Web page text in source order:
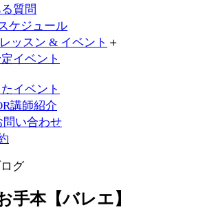
質問
ケジュール
ッスン & イベント ＋
イベント
イベント
講師紹介
問い合わせ
グ
手本【バレエ】